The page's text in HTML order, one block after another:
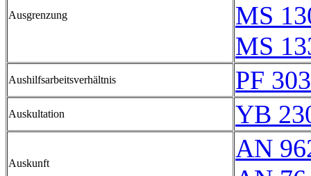
Ausgrenzung
MS
MS
Aushilfsarbeitsverhältnis PF 303
Auskultation YB
Auskunft
AN